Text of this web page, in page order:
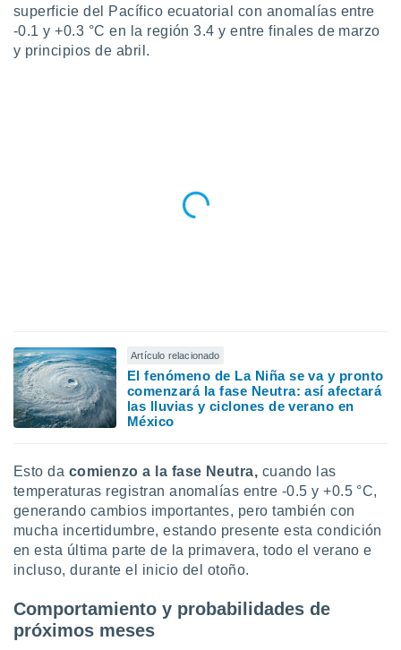
de que
sean
se
para
ni para
aunque
no
Puedes
superficie del Pacífico ecuatorial con anomalías entre
-0.1 y +0.3 °C en la región 3.4 y entre finales de marzo
y principios de abril.
Artículo relacionado
El fenómeno de La Niña se va y pronto
comenzará la fase Neutra: así afectará
las lluvias y ciclones de verano en
México
Esto da comienzo a la fase Neutra, cuando las
temperaturas registran anomalías entre -0.5 y +0.5 °C,
generando cambios importantes, pero también con
mucha incertidumbre, estando presente esta condición
en esta última parte de la primavera, todo el verano e
incluso, durante el inicio del otoño.
Comportamiento y probabilidades de
próximos meses